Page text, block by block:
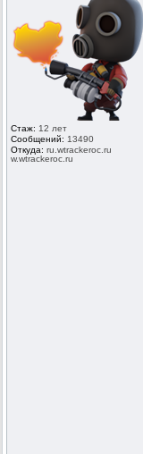
Стаж: 12 лет
Сообщений: 13490
Откуда: ru.wtrackeroc.ru
w.wtrackeroc .ru